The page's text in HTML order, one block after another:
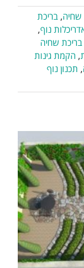
שחיה, בריכת
נוף,
בריכת שחיה
, הקמת גינות
, תכנון נוף